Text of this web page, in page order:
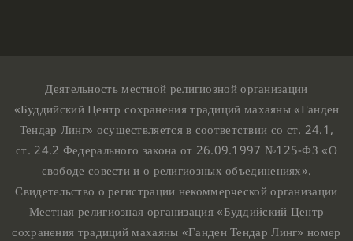
Деятельность местной религиозной организации
«Буддийский Центр сохранения традиций махаяны «Ганден
Тендар Линг» осуществляется в соответствии со ст. 24.1,
ст. 24.2 Федерального закона от 26.09.1997 №125-ФЗ «О
свободе совести и о религиозных объединениях».
Свидетельство о регистрации некоммерческой организации
Местная религиозная организация «Буддийский Центр
сохранения традиций махаяны «Ганден Тендар Линг» номер